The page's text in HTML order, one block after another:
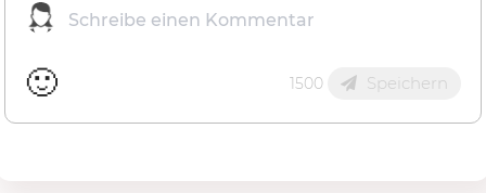
🙂 1500 Speichern